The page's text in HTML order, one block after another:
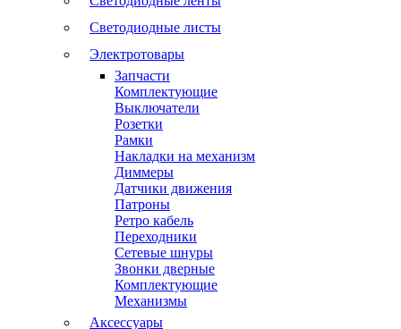
Светодиодные листы
Электротовары
Запчасти
Комплектующие
Выключатели
Розетки
Рамки
Накладки на механизм
Диммеры
Датчики движения
Патроны
Ретро кабель
Переходники
Сетевые шнуры
Звонки дверные
Комплектующие
Механизмы
Аксессуары